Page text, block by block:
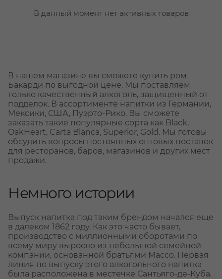
В данный момент нет активных товаров
В нашем магазине вы сможете купить ром
Бакарди по выгодной цене. Мы поставляем
только качественный алкоголь, защищенный от
подделок. В ассортименте напитки из Германии,
Мексики, США, Пуэрто-Рико. Вы сможете
заказать такие популярные сорта как Black,
OakHeart, Carta Blanca, Superior, Gold. Мы готовы
обсудить вопросы постоянных оптовых поставок
для ресторанов, баров, магазинов и других мест
продажи.
Немного истории
Выпуск напитка под таким брендом начался еще
в далеком 1862 году. Как это часто бывает,
производство с миллионными оборотами по
всему миру выросло из небольшой семейной
компании, основанной братьями Массо. Первая
линия по выпуску этого алкогольного напитка
была расположена в местечке Сантьяго-де-Куба.